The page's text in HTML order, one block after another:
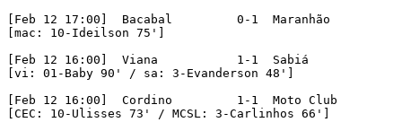
[Feb 12 17:00]	Bacabal		0-1  Maranhão
[mac: 10-Ideilson 75']
[Feb 12 16:00]	Viana		1-1  Sabiá
[vi: 01-Baby 90' / sa: 3-Evanderson 48']
[Feb 12 16:00]	Cordino		1-1  Moto Club
[CEC: 10-Ulisses 73' / MCSL: 3-Carlinhos 66']